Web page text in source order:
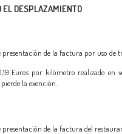
DESPLAZAMIENTO
de la factura por uso de
Euros por kilómetro realizado en
la exención.
de la factura del